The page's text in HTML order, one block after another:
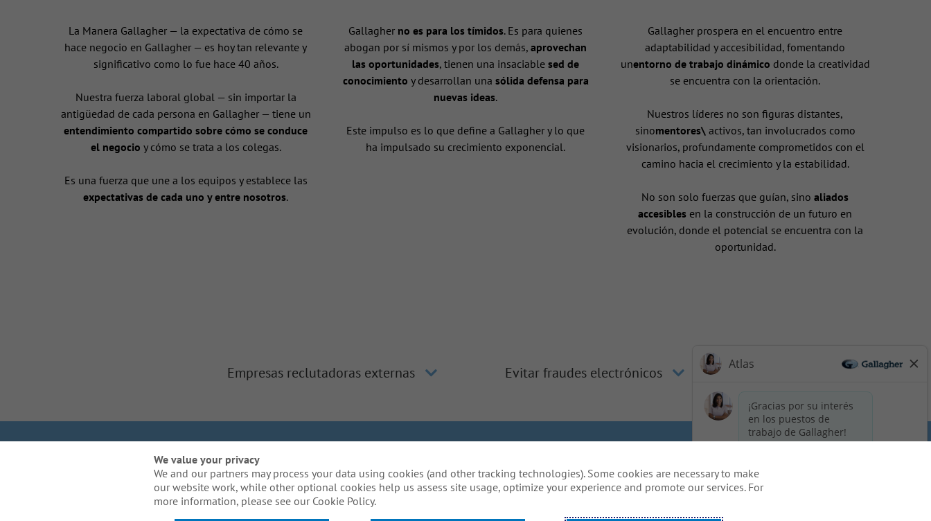
La Manera Gallagher — la expectativa de cómo se
hace negocio en Gallagher — es hoy tan relevante y
significativo como lo fue hace 40 años.
Nuestra fuerza laboral global — sin importar la
antigüedad de cada persona en Gallagher — tiene un
entendimiento compartido sobre cómo se conduce
el negocio y cómo se trata a los colegas.
Es una fuerza que une a los equipos y establece las
expectativas de cada uno y entre nosotros.
Gallagher no es para los tímidos. Es para quienes
abogan por sí mismos y por los demás, aprovechan
las oportunidades, tienen una insaciable sed de
conocimiento y desarrollan una sólida defensa para
nuevas ideas.
Este impulso es lo que define a Gallagher y lo que
ha impulsado su crecimiento exponencial.
Gallagher prospera en el encuentro entre
adaptabilidad y accesibilidad, fomentando
unentorno de trabajo dinámico donde la creatividad
se encuentra con la orientación.
Nuestros líderes no son figuras distantes,
sinomentores\ activos, tan involucrados como
visionarios, profundamente comprometidos con el
camino hacia el crecimiento y la estabilidad.
No son solo fuerzas que guían, sinoaliados
accesibles en la construcción de un futuro en
evolución, donde el potencial se encuentra con la
oportunidad.
Empresas reclutadoras externas Evitar fraudes electrónicos
Somos Gallagher
Do Not Sell or Share My Personal Information - US Residents
¿Necesita una adaptación especial para completar alguna parte de nuestro proceso de solicitud, incluido el uso
de este sitio web? Escríbanos a:
We value your privacy
We and our partners may process your data using cookies (and other tracking technologies). Some cookies are necessary to make
our website work, while other optional cookies help us assess site usage, optimize your experience and promote our services. For
more information, please see our Cookie Policy.